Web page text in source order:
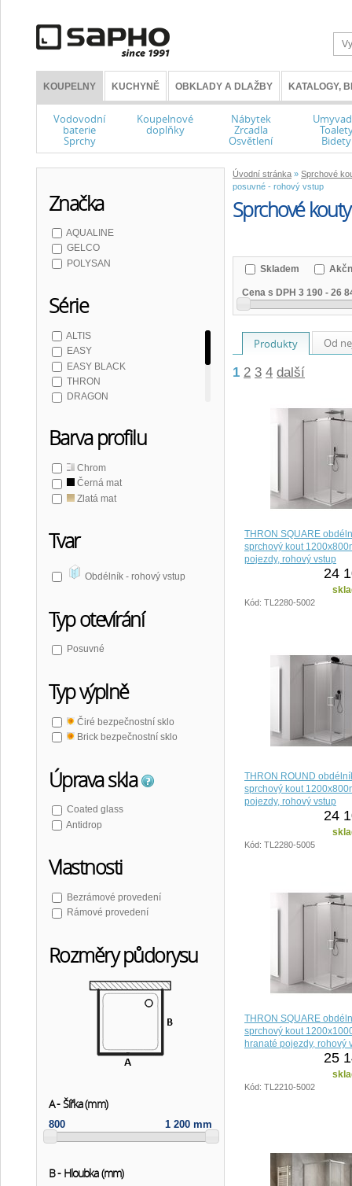
KOUPELNY KUCHYNĚ OBKLADY A DLAŽBY KATALOGY,
Vodovodní
baterie
Sprchy
Koupelnové
doplňky
Nábytek
Zrcadla
Osvětlení Bidety
Úvodní stránka » Sprchové
posuvné - rohový vstup
Sprchové
Značka
AQUALINE
GELCO
POLYSAN
Série
ALTIS
EASY
EASY BLACK
THRON
DRAGON
SIGMA SIMPLY BLACK
LUXOR
Barva profilu
Chrom
Černá mat
Zlatá mat
Tvar
Obdélník - rohový vstup
Typ otevírání
Posuvné
Typ výplně
Čiré bezpečnostní sklo
Brick bezpečnostní sklo
Úprava skla
Coated glass
Antidrop
Vlastnosti
Bezrámové provedení
Rámové provedení
Rozměry půdorysu
A - Šířka (mm)
800 1 200 mm
B - Hloubka (mm)
Skladem
Cena s DPH 3 190 - 26
Produkty Od
1 2 3 4 další
THRON SQUARE
sprchový kout
pojezdy, rohový vstup
24
Kód: TL2280-5002
THRON ROUND
sprchový kout
pojezdy, rohový vstup
24
Kód: TL2280-5005
THRON SQUARE
sprchový kout
hranaté pojezdy, rohový
25
Kód: TL2210-5002